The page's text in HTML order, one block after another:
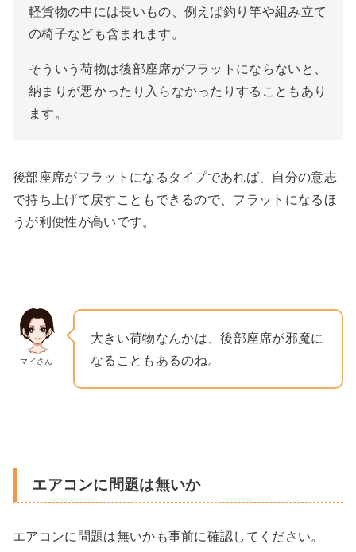
軽貨物の中には長いもの、例えば釣り竿や組み立て
の椅子なども含まれます。
そういう荷物は後部座席がフラットにならないと、
納まりが悪かったり入らなかったりすることもあり
ます。
後部座席がフラットになるタイプであれば、自分の意志
で持ち上げて戻すこともできるので、フラットになるほ
うが利便性が高いです。
マイさん
大きい荷物なんかは、後部座席が邪魔に
なることもあるのね。
エアコンに問題は無いか
エアコンに問題は無いかも事前に確認してください。